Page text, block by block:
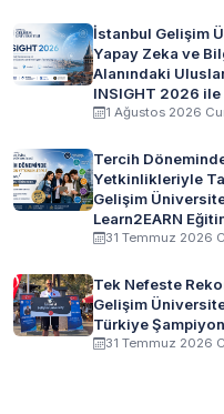
İstanbul Gelişim
Yapay Zeka ve
Alanındaki
INSIGHT 2026
1 Ağustos 2026
Tercih
Yetkinlikleriyle
Gelişim
Learn2EARN
31 Temmuz 2026
Tek Nefeste
Gelişim
Türkiye
31 Temmuz 2026